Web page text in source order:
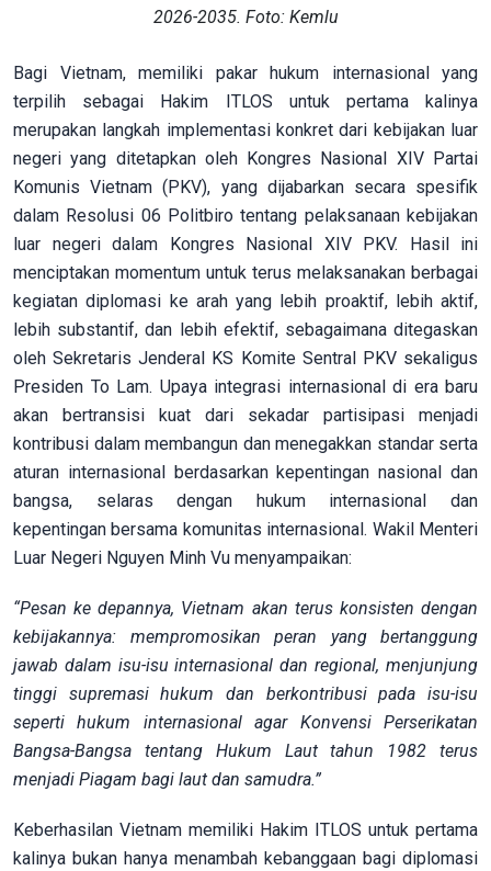
2026-2035. Foto: Kemlu
Bagi Vietnam, memiliki pakar hukum internasional yang
terpilih sebagai Hakim ITLOS untuk pertama kalinya
merupakan langkah implementasi konkret dari kebijakan luar
negeri yang ditetapkan oleh Kongres Nasional XIV Partai
Komunis Vietnam (PKV), yang dijabarkan secara spesifik
dalam Resolusi 06 Politbiro tentang pelaksanaan kebijakan
luar negeri dalam Kongres Nasional XIV PKV. Hasil ini
menciptakan momentum untuk terus melaksanakan berbagai
kegiatan diplomasi ke arah yang lebih proaktif, lebih aktif,
lebih substantif, dan lebih efektif, sebagaimana ditegaskan
oleh Sekretaris Jenderal KS Komite Sentral PKV sekaligus
Presiden To Lam. Upaya integrasi internasional di era baru
akan bertransisi kuat dari sekadar partisipasi menjadi
kontribusi dalam membangun dan menegakkan standar serta
aturan internasional berdasarkan kepentingan nasional dan
bangsa, selaras dengan hukum internasional dan
kepentingan bersama komunitas internasional. Wakil Menteri
Luar Negeri Nguyen Minh Vu menyampaikan:
“Pesan ke depannya, Vietnam akan terus konsisten dengan
kebijakannya: mempromosikan peran yang bertanggung
jawab dalam isu-isu internasional dan regional, menjunjung
tinggi supremasi hukum dan berkontribusi pada isu-isu
seperti hukum internasional agar Konvensi Perserikatan
Bangsa-Bangsa tentang Hukum Laut tahun 1982 terus
menjadi Piagam bagi laut dan samudra.”
Keberhasilan Vietnam memiliki Hakim ITLOS untuk pertama
kalinya bukan hanya menambah kebanggaan bagi diplomasi